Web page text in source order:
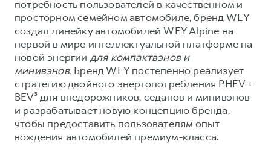
потребность пользователей в качественном и
просторном семейном автомобиле, бренд WEY
создал линейку автомобилей WEY Alpine на
первой в мире интеллектуальной платформе на
новой энергии для компактвэнов и
минивэнов. Бренд WEY постепенно реализует
стратегию двойного энергопотребления PHEV +
BEV³ для внедорожников, седанов и минивэнов
и разрабатывает новую концепцию бренда,
чтобы предоставить пользователям опыт
вождения автомобилей премиум-класса.